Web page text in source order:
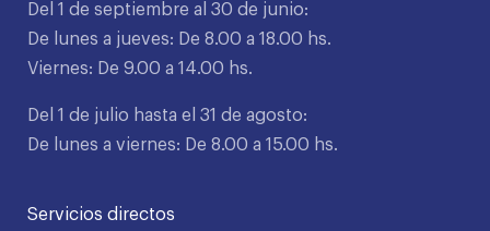
Del 1 de septiembre al 30 de junio:
De lunes a jueves: De 8.00 a 18.00 hs.
Viernes: De 9.00 a 14.00 hs.
Del 1 de julio hasta el 31 de agosto:
De lunes a viernes: De 8.00 a 15.00 hs.
Servicios directos